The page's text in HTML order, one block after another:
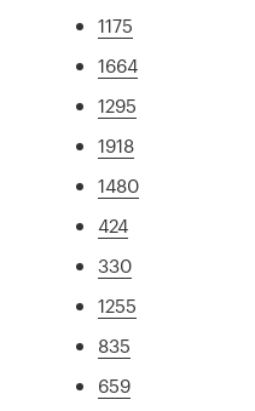
1175
1664
1295
1918
1480
424
330
1255
835
659